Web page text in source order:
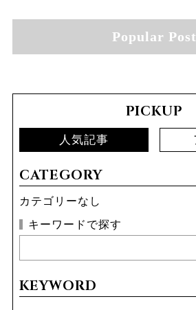
Popular Post
PICKUP
人気記事
CATEGORY
カテゴリーなし
キーワードで探す
KEYWORD